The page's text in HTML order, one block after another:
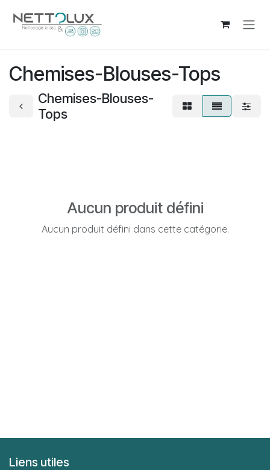
Chemises-Blouses-Tops
Chemises-Blouses-
Tops
Aucun produit défini
Aucun produit défini dans cette catégorie.
Liens utiles